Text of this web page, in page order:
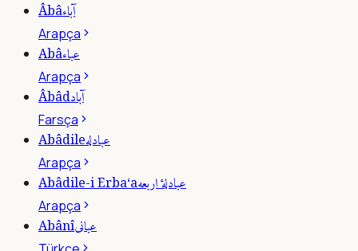
Âbâآباء
Arapça
Abâعباء
Arapça
Âbâdآباد
Farsça
Abâdileعبادله
Arapça
Abâdile-i Erba‘aعبادلۀ اربعه
Arapça
Abânîعبانى